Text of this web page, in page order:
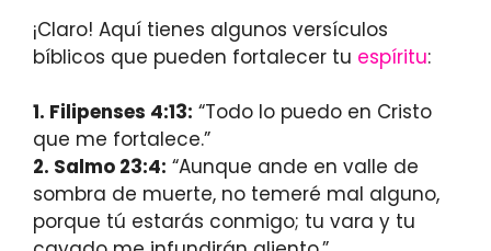
¡Claro! Aquí tienes algunos versículos
bíblicos que pueden fortalecer tu espíritu:
1. Filipenses 4:13: “Todo lo puedo en Cristo
que me fortalece.”
2. Salmo 23:4: “Aunque ande en valle de
sombra de muerte, no temeré mal alguno,
porque tú estarás conmigo; tu vara y tu